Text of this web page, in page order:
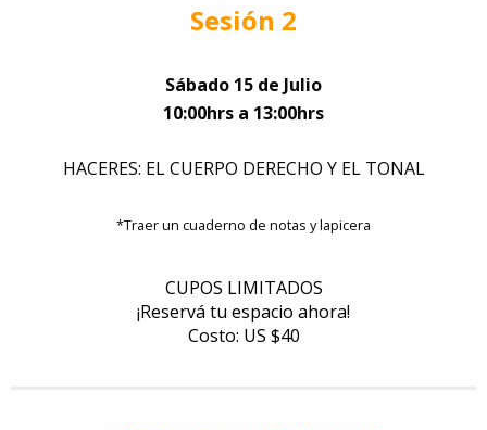
Sesión 2
Sábado 15 de Julio
10:00hrs a 13:00hrs
HACERES: EL CUERPO DERECHO Y EL TONAL
*Traer un cuaderno de notas y lapicera
CUPOS LIMITADOS
¡Reservá tu espacio ahora!
Costo: US $40